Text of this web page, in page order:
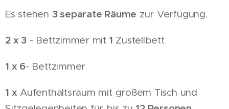
Es stehen 3 separate Räume zur Verfügung.
2 x 3- Bettzimmer mit 1 Zustellbett
1 x 6- Bettzimmer
1 x Aufenthaltsraum mit großem Tisch und